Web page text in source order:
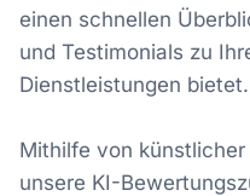
einen schnellen
und Testimonials zu
Dienstleistungen bietet.
Mithilfe von
unsere KI-